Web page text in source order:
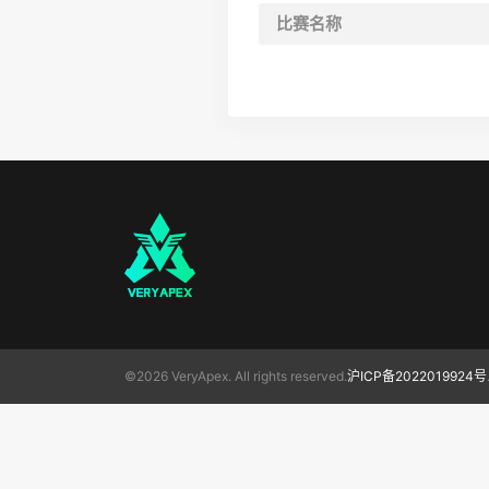
比赛名称
©2026 VeryApex. All rights reserved.沪ICP备2022019924号.